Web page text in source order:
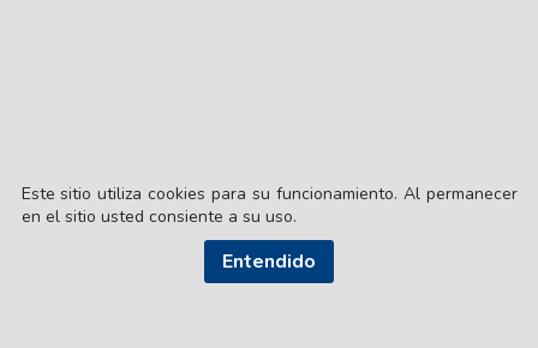
Este sitio utiliza cookies para su funcionamiento. Al permanecer
en el sitio usted consiente a su uso.
Entendido